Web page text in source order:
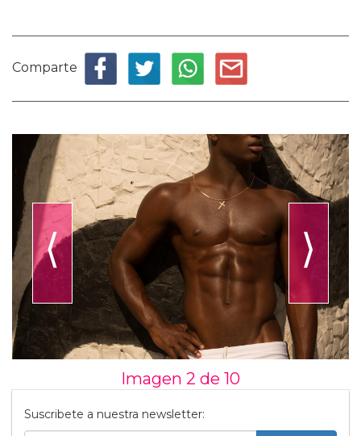
Comparte
⟨ ⟩
Imagen 2 de 10
Suscribete a nuestra newsletter: